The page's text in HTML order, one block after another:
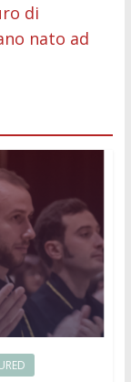
di
nato ad